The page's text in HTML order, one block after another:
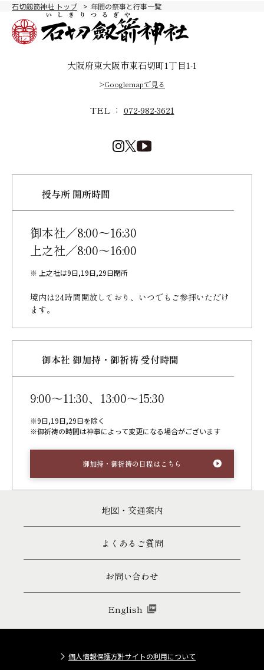
石切劔箭神社 トップ 年間の祭事と行事一覧
大阪府東大阪市東石切町1丁目1-1
>Googlemapで見る
TEL ： 072-982-3621
授与所 開所時間
御本社／8:00～16:30
上之社／8:00～16:00
※ 上之社は9日,19日,29日閉所
境内は24時間開放しており、 いつでもご参拝いただけ
ます。
御本社 御加持・御祈祷 受付時間
9:00～11:30、13:00～15:30
※9日,19日,29日を除く
※御祈祷の時間は神事によって変更になる場合がございます
御加持・御祈祷の日程はこちら
地図・交通案内
よくあるご質問
お問い合わせ
English
個人情報保護方針サイトの利用について